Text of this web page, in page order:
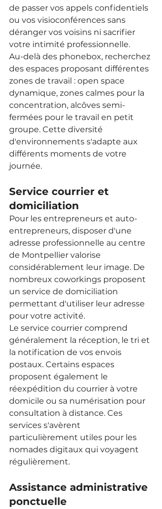
de passer vos appels confidentiels
ou vos visioconférences sans
déranger vos voisins ni sacrifier
votre intimité professionnelle.
Au-delà des phonebox, recherchez
des espaces proposant différentes
zones de travail : open space
dynamique, zones calmes pour la
concentration, alcôves semi-
fermées pour le travail en petit
groupe. Cette diversité
d'environnements s'adapte aux
différents moments de votre
journée.
Service courrier et
domiciliation
Pour les entrepreneurs et auto-
entrepreneurs, disposer d'une
adresse professionnelle au centre
de Montpellier valorise
considérablement leur image. De
nombreux coworkings proposent
un service de domiciliation
permettant d'utiliser leur adresse
pour votre activité.
Le service courrier comprend
généralement la réception, le tri et
la notification de vos envois
postaux. Certains espaces
proposent également le
réexpédition du courrier à votre
domicile ou sa numérisation pour
consultation à distance. Ces
services s'avèrent
particulièrement utiles pour les
nomades digitaux qui voyagent
régulièrement.
Assistance administrative
ponctuelle